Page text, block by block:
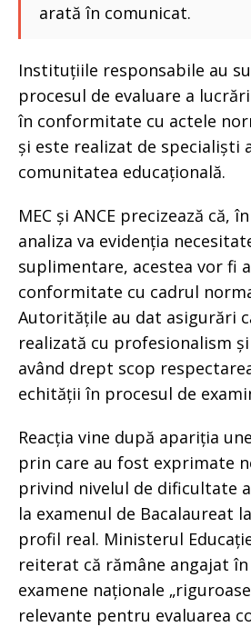
arată în comunicat.
Instituțiile responsabile au
procesul de evaluare a
în conformitate cu actele
și este realizat de specialiști
comunitatea educațională.
MEC și ANCE precizează că,
analiza va evidenția
suplimentare, acestea vor fi
conformitate cu cadrul
Autoritățile au dat asigurări
realizată cu profesionalism
având drept scop
echității în procesul de
Reacția vine după apariția
prin care au fost exprimate
privind nivelul de dificultate
la examenul de Bacalaureat
profil real. Ministerul
reiterat că rămâne angajat
examene naționale
relevante pentru evaluarea